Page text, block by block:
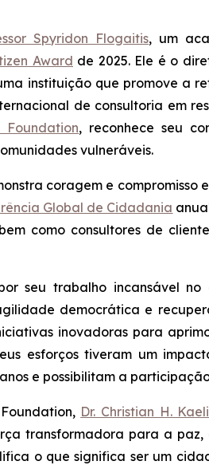
Spyridon Flogaitis, um
Award de 2025. Ele é o
instituição que promove a
de consultoria em
Foundation, reconhece seu
vulneráveis.
coragem e
Global de Cidadania
como consultores de
seu trabalho incansável
democrática e
inovadoras para
esforços tiveram um
e possibilitam a
Dr. Christian H.
transformadora para a
o que significa ser um